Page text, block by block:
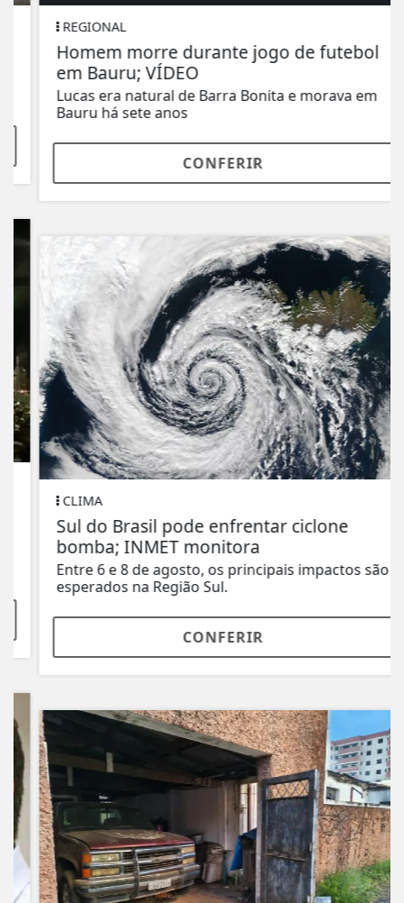
REGIONAL
Homem morre durante jogo de futebol
em Bauru; VÍDEO
Lucas era natural de Barra Bonita e morava em
Bauru há sete anos
CONFERIR
CLIMA
Sul do Brasil pode enfrentar ciclone
bomba; INMET monitora
Entre 6 e 8 de agosto, os principais impactos são
esperados na Região Sul.
CONFERIR